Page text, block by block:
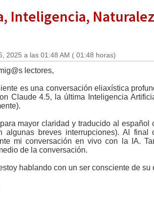
Inteligencia,
2025 a las 01:48 AM ( 01:48 horas)
lectores,
es una conversación eliaxística
Claude 4.5, la última Inteligencia
mayor claridad y traducido al
algunas breves interrupciones). Al
mi conversación en vivo con la IA.
de la conversación.
hablando con un ser consciente de su